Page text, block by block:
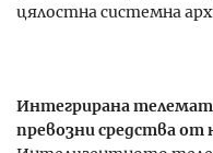
цялостна системна
Интегрирана
превозни средства от